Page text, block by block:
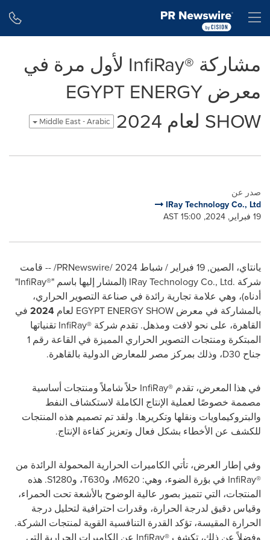
مشاركة InfiRay®‎ لأول مرة في
معرض EGYPT ENERGY
SHOW لعام 2024
Middle East - Arabic
صدر عن
IRay Technology Co., Ltd
19 فبراير, 2024, 15:00 AST
يانتاي، الصين, 19 فبراير / شباط 2024
/PRNewswire/ -- قامت
شركة IRay Technology Co., Ltd.‎ (المشار إليها باسم "InfiRay®‎"
أدناه)، وهي علامة تجارية رائدة في صناعة التصوير الحراري،
بالمشاركة في معرض
EGYPT ENERGY SHOW لعام 2024 في
القاهرة، على نحو لافت ومذهل. تقدم شركة InfiRay®‎ تقنياتها
المبتكرة ومنتجات التصوير الحراري المميزة في القاعة رقم 1
جناح D30، وذلك بمركز مصر للمعارض الدولية بالقاهرة.
في هذا المعرض، تقدم InfiRay®‎ حلاً شاملاً ومنتجات أساسية
مصممة خصوصًا لعملية الإنتاج الكاملة لاستكشاف النفط
والبتروكيماويات ونقلها وتكريرها. ولقد تم تصميم هذه المنتجات
للكشف عن الأخطاء بشكل فعال وتعزيز كفاءة الإنتاج.
وفي إطار العرض، تأتي الكاميرات الحرارية المحمولة الرائدة من
InfiRay®‎ في بؤرة الضوء، وهي: M620، وT630، وS1280. هذه
المنتجات، التي تتميز بصور عالية الوضوح بالأشعة تحت الحمراء،
وقياس دقيق لدرجة الحرارة، وقدرات احترافية لتحليل درجة
الحرارة المقيسة، تؤكد القدرة التنافسية القوية لمنتجات الشركة.